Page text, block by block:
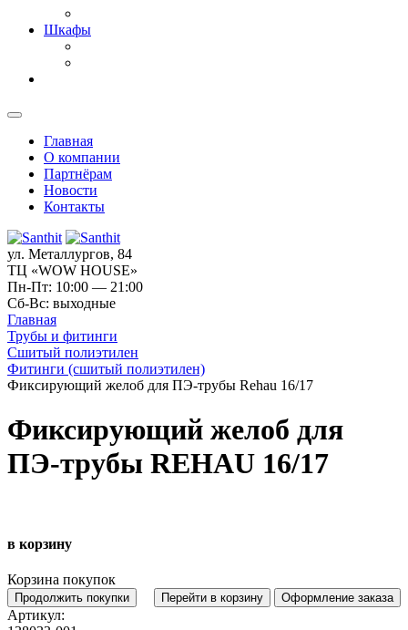
Шкафы
Главная
О компании
Партнёрам
Новости
Контакты
ул. Металлургов, 84
ТЦ «WOW HOUSE»
Пн-Пт: 10:00 — 21:00
Сб-Вс: выходные
Главная
Трубы и фитинги
Сшитый полиэтилен
Фитинги (сшитый полиэтилен)
Фиксирующий желоб для ПЭ-трубы Rehau 16/17
Фиксирующий желоб для
ПЭ-трубы REHAU 16/17
в корзину
Корзина покупок
Продолжить покупки Перейти в корзину Оформление заказа
Артикул: